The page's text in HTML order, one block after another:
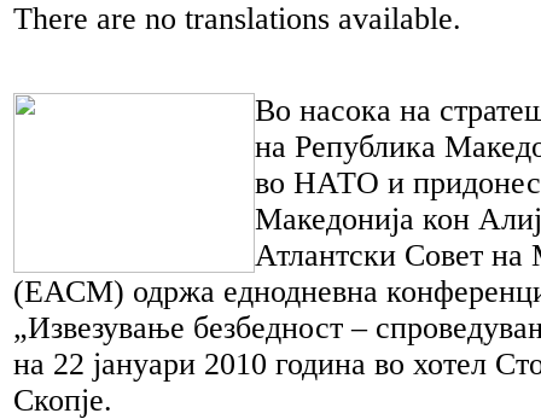
There are no translations available.
Во насока на
на Република
во НАТО и
Македонија кон
Атлантски Совет на
(ЕАСМ) одржа еднодневна
„Извезување безбедност –
на 22 јануари 2010 година во хотел
Скопје.